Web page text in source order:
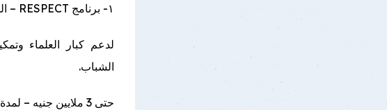
١- برنامج RESPECT – الدورة الثالثة 2026
لدعم كبار العلماء
الشباب.
حتى 3 ملايين جنيه – لمدة عامين